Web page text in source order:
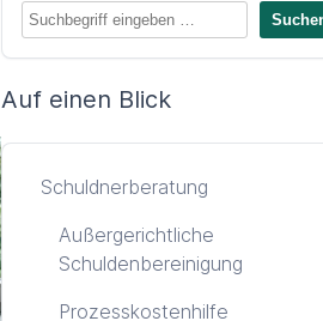
Auf einen Blick
Schuldnerberatung
Außergerichtliche
Schuldenbereinigung
Prozesskostenhilfe